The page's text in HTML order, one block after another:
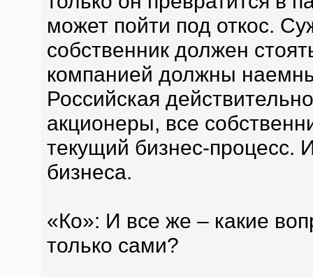
может пойти под откос.
собственник должен
компанией должны
Российская
акционеры, все
текущий бизнес-процесс.
бизнеса.
«Ко»: И все же – какие
только сами?